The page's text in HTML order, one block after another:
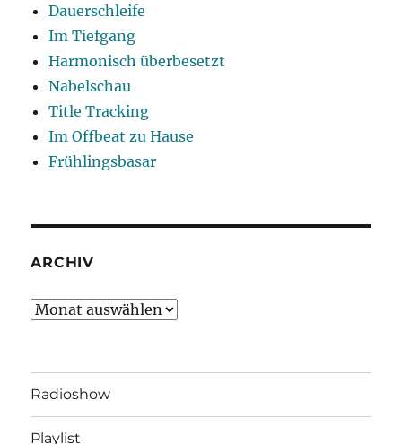
Dauerschleife
Im Tiefgang
Harmonisch überbesetzt
Nabelschau
Title Tracking
Im Offbeat zu Hause
Frühlingsbasar
ARCHIV
Archiv
Radioshow
Playlist